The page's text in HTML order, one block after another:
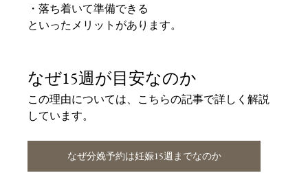
・落ち着いて準備できる
といったメリットがあります。
なぜ15週が目安なのか
この理由については、こちらの記事で詳しく解説
しています。
なぜ分娩予約は妊娠15週までなのか